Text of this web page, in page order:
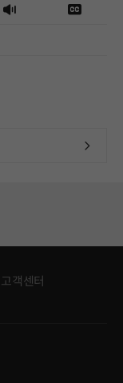
고객센터